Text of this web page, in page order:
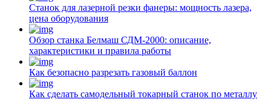
Станок для лазерной резки фанеры: мощность лазера,
цена оборудования
Обзор станка Белмаш СДМ-2000: описание,
характеристики и правила работы
Как безопасно разрезать газовый баллон
Как сделать самодельный токарный станок по металлу